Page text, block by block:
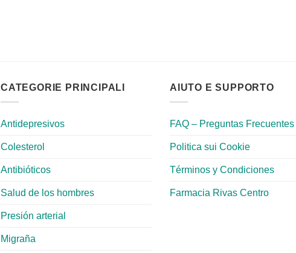
CATEGORIE PRINCIPALI
Antidepresivos
Colesterol
Antibióticos
Salud de los hombres
Presión arterial
Migraña
AIUTO E SUPPORTO
FAQ – Preguntas Frecuentes
Politica sui Cookie
Términos y Condiciones
Farmacia Rivas Centro